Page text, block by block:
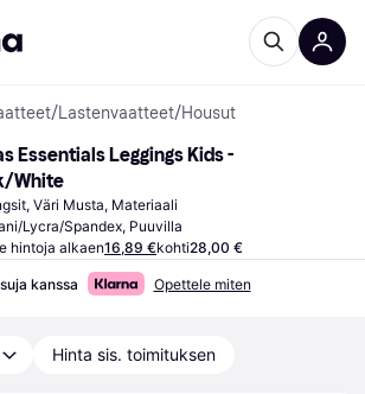
/Lastenvaatteet/Housut
Essentials Leggings Kids -
White
Väri Musta, Materiaali
Lycra/Spandex, Puuvilla
hintoja alkaen16,89 €kohti28,00 €
kanssa Opettele miten
Hinta sis. toimituksen